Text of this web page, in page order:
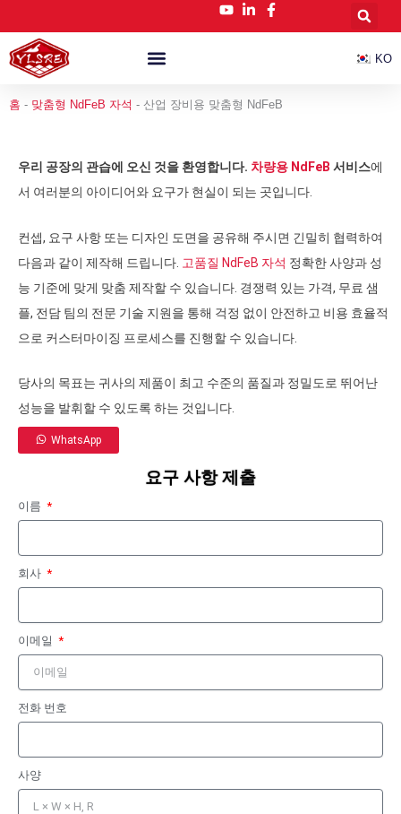
KO
홈 - 맞춤형 NdFeB 자석 - 산업 장비용 맞춤형 NdFeB
우리 공장의 관습에 오신 것을 환영합니다. 차량용 NdFeB 서비스에
서 여러분의 아이디어와 요구가 현실이 되는 곳입니다.
컨셉, 요구 사항 또는 디자인 도면을 공유해 주시면 긴밀히 협력하여
다음과 같이 제작해 드립니다. 고품질 NdFeB 자석 정확한 사양과 성
능 기준에 맞게 맞춤 제작할 수 있습니다. 경쟁력 있는 가격, 무료 샘
플, 전담 팀의 전문 기술 지원을 통해 걱정 없이 안전하고 비용 효율적
으로 커스터마이징 프로세스를 진행할 수 있습니다.
당사의 목표는 귀사의 제품이 최고 수준의 품질과 정밀도로 뛰어난
성능을 발휘할 수 있도록 하는 것입니다.
WhatsApp
요구 사항 제출
이름
회사
이메일
전화 번호
사양